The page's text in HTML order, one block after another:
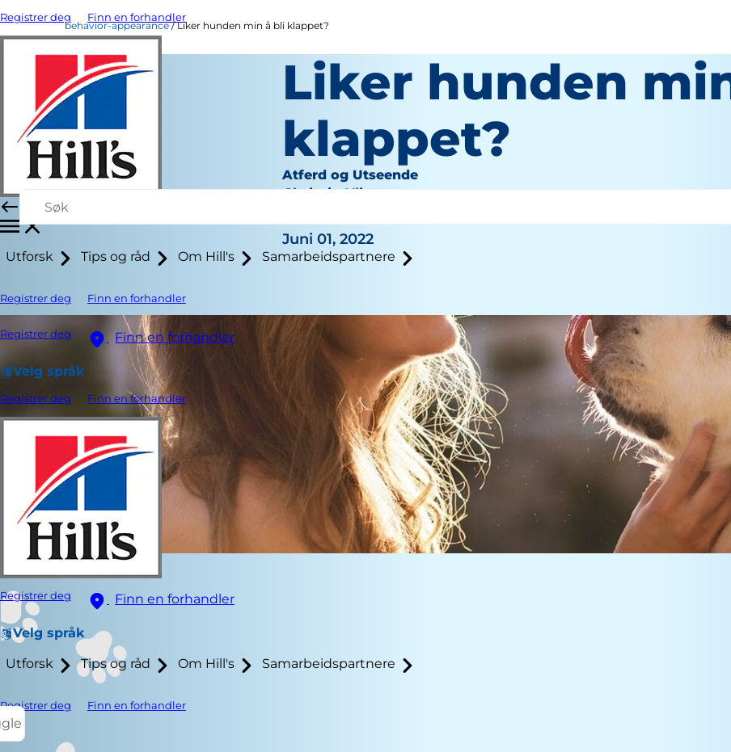
Registrer deg Finn en forhandler
Utforsk Tips og råd Om Hill's Samarbeidspartnere
Registrer deg Finn en forhandler
Registrer deg Finn en forhandler
Velg språk
Registrer deg Finn en forhandler
Registrer deg Finn en forhandler
Velg språk
Utforsk Tips og råd Om Hill's Samarbeidspartnere
Registrer deg Finn en forhandler
behavior-appearance Liker hunden min å bli klappet?
Liker hunden
klappet?
Atferd og Utseende
Chrissie Klinger
Juni 01, 2022